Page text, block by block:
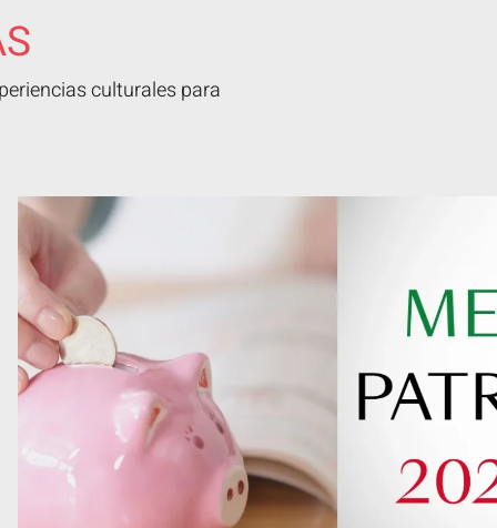
culturales para